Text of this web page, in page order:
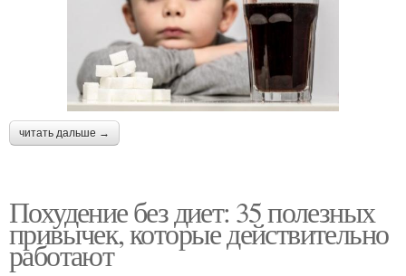
читать дальше →
Похудение без диет: 35 полезных
привычек, которые действительно
работают